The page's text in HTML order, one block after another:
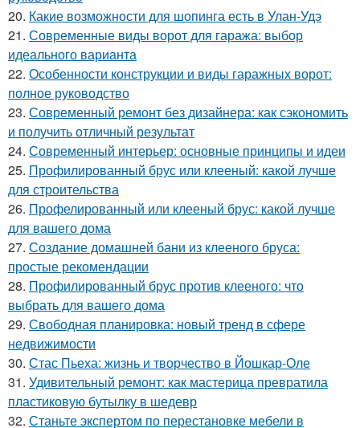
20. Какие возможности для шопинга есть в Улан-Удэ
21. Современные виды ворот для гаража: выбор
идеального варианта
22. Особенности конструкции и виды гаражных ворот:
полное руководство
23. Современный ремонт без дизайнера: как сэкономить
и получить отличный результат
24. Современный интерьер: основные принципы и идеи
25. Профилированный брус или клееный: какой лучше
для строительства
26. Профелированный или клееный брус: какой лучше
для вашего дома
27. Создание домашней бани из клееного бруса:
простые рекомендации
28. Профилированный брус против клееного: что
выбрать для вашего дома
29. Свободная планировка: новый тренд в сфере
недвижимости
30. Стас Пьеха: жизнь и творчество в Йошкар-Оле
31. Удивительный ремонт: как мастерица превратила
пластиковую бутылку в шедевр
32. Станьте экспертом по перестановке мебели в